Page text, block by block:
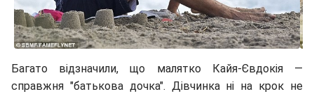
Багато відзначили, що малятко Кайя-Євдокія —
справжня "батькова дочка". Дівчинка ні на крок не